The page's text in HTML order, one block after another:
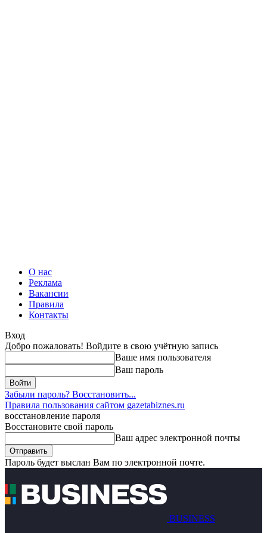
О нас
Реклама
Вакансии
Правила
Контакты
Вход
Добро пожаловать! Войдите в свою учётную запись
Ваше имя пользователя
Ваш пароль
Забыли пароль? Восстановить...
Правила пользования сайтом gazetabiznes.ru
восстановление пароля
Восстановите свой пароль
Ваш адрес электронной почты
Пароль будет выслан Вам по электронной почте.
BUSINESS